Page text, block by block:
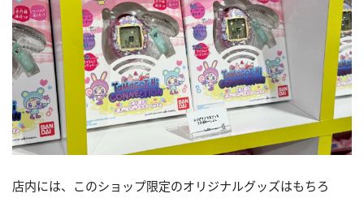
店内には、このショップ限定のオリジナルグッズはもちろ